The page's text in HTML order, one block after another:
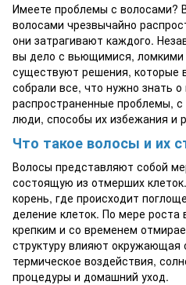
Имеете проблемы с волосами?
волосами чрезвычайно
они затрагивают каждого.
вы дело с вьющимися,
существуют решения, которые
собрали все, что нужно знать
распространенные проблемы,
люди, способы их избежания и
Что такое волосы и их
Волосы представляют собой
состоящую из отмерших
корень, где происходит
деление клеток. По мере
крепким и со временем
структуру влияют окружающая
термическое воздействия,
процедуры и домашний уход.